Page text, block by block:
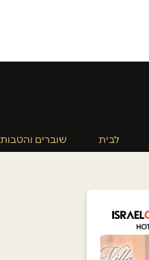
לבית שוברים והטבות